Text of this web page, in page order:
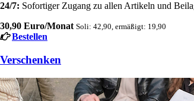
24/7: Sofortiger Zugang zu allen Artikeln und
30,90 Euro/Monat Soli: 42,90, ermäßigt: 19,90
Bestellen
Verschenken